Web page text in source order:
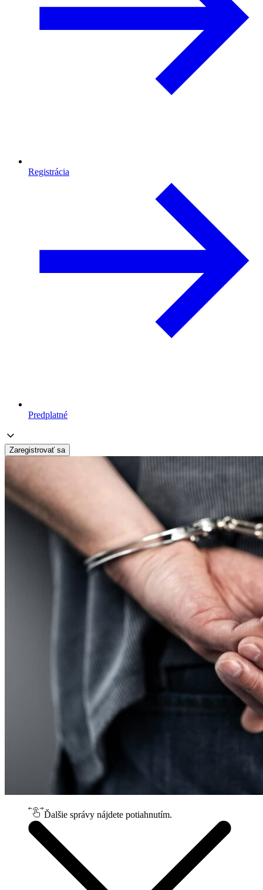
Registrácia
Predplatné
Zaregistrovať sa
Ďalšie správy nájdete potiahnutím.